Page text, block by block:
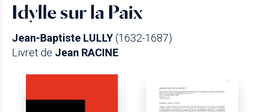
Idylle sur la Paix
Jean-Baptiste LULLY(1632-1687)
Livret de Jean RACINE